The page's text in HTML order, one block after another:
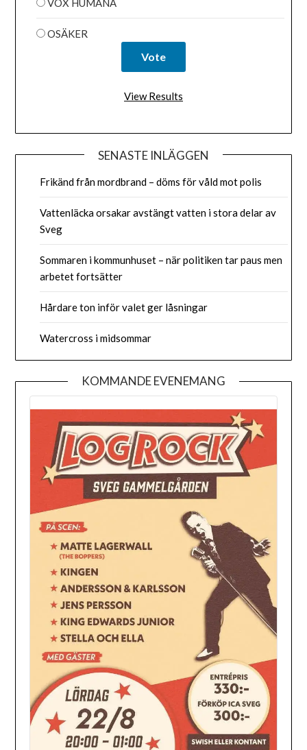
VOX HUMANA
OSÄKER
View Results
SENASTE INLÄGGEN
Frikänd från mordbrand – döms för våld mot polis
Vattenläcka orsakar avstängt vatten i stora delar av
Sveg
Sommaren i kommunhuset – när politiken tar paus men
arbetet fortsätter
Hårdare ton inför valet ger låsningar
Watercross i midsommar
KOMMANDE EVENEMANG